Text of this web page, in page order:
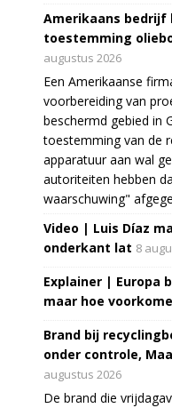
Amerikaans bedrijf
toestemming
augustus 2026
Een Amerikaanse
voorbereiding van
beschermd gebied in
toestemming van de
apparatuur aan wal
autoriteiten hebben
waarschuwing"
Video | Luis Díaz
onderkant lat 8
Explainer | Europa
maar hoe
Brand bij
onder controle,
augustus 2026
De brand die